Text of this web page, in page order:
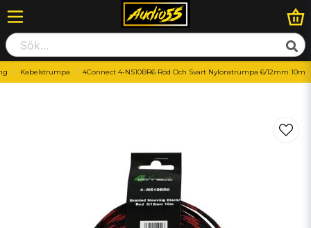
Kabelstrumpa 4Connect 4-NS10BR6 Röd Och Svart Nylonstrumpa 6/12mm 10m